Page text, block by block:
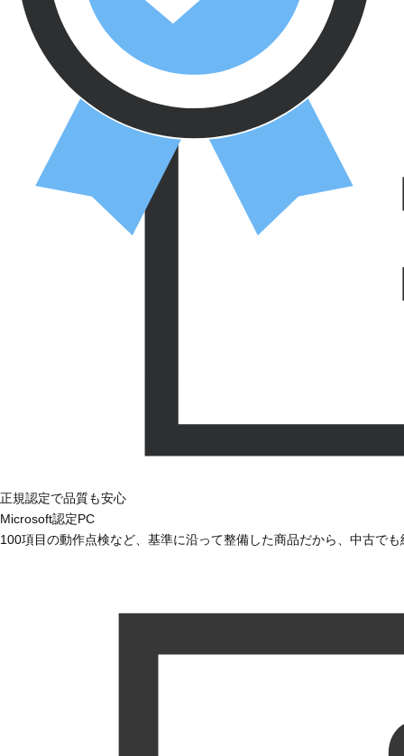
正規認定で品質も安心
Microsoft認定PC
100項目の動作点検など、基準に沿って整備した商品だから、中古で